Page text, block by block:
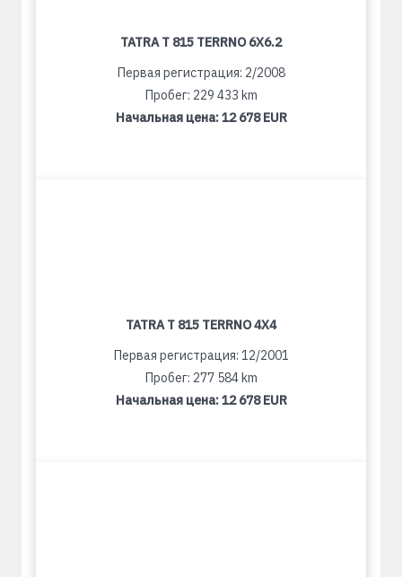
TATRA T 815 TERRNO 6X6.2
Первая регистрация: 2/2008
Пробег: 229 433 km
Начальная цена:12 678 EUR
TATRA T 815 TERRNO 4X4
Первая регистрация: 12/2001
Пробег: 277 584 km
Начальная цена:12 678 EUR